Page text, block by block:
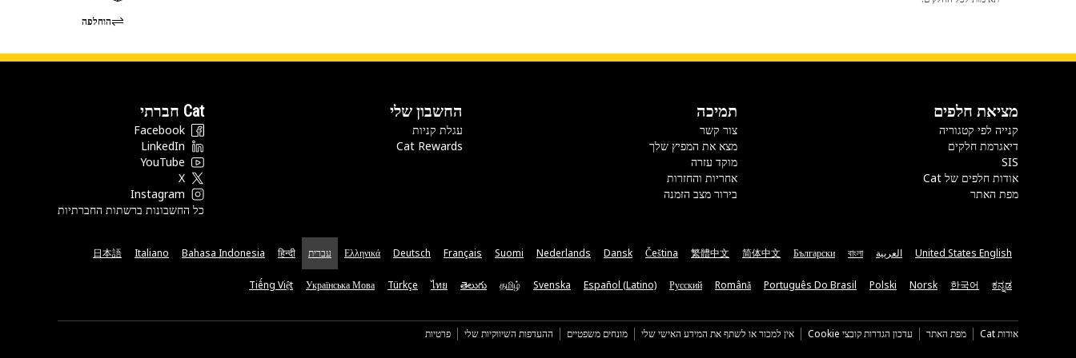
הוחלפה
מציאת חלפים
קנייה לפי קטגוריה
דיאגרמת חלקים
SIS
אודות חלפים של Cat
מפת האתר
תמיכה
צור קשר
מצא את המפיץ שלך
מוקד עזרה
אחריות והחזרות
בירור מצב הזמנה
החשבון שלי
עגלת קניות
Cat Rewards
Cat חברתי
Facebook
LinkedIn
YouTube
X
Instagram
כל החשבונות ברשתות החברתיות
United States English العربية বাংলা
Български
简体中文
繁體中文
Čeština
Dansk
Nederlands
Suomi
Français
Deutsch
Ελληνικά עברית हिन्दी
Bahasa Indonesia
Italiano
日本語
ಕನ್ನಡ
한국어
Norsk
Polski
Português Do Brasil
Română
Русский
Español (Latino)
Svenska
தமிழ்
తెలుగు
ไทย
Türkçe
Українська Мова
Tiếng Việt
אודות Cat מפת האתר עדכון הגדרות קובצי Cookie אין למכור או לשתף את המידע האישי שלי מונחים משפטיים ההעדפות השיווקיות שלי פרטיות